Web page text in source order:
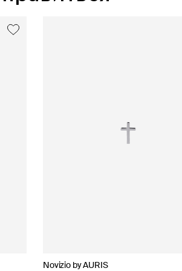
Novizio by AURIS
AURIS
AURIS
Novizio by AURIS